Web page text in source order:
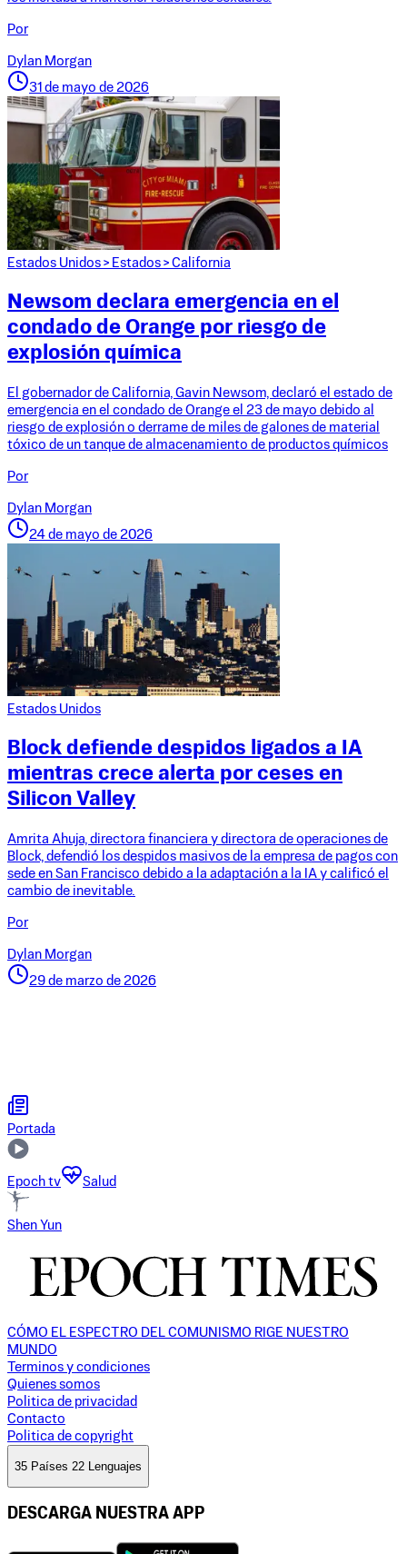
Por
Dylan Morgan
31 de mayo de 2026
Estados Unidos > Estados > California
Newsom declara emergencia en el
condado de Orange por riesgo de
explosión química
El gobernador de California, Gavin Newsom, declaró el estado de
emergencia en el condado de Orange el 23 de mayo debido al
riesgo de explosión o derrame de miles de galones de material
tóxico de un tanque de almacenamiento de productos químicos
Por
Dylan Morgan
24 de mayo de 2026
Estados Unidos
Block defiende despidos ligados a IA
mientras crece alerta por ceses en
Silicon Valley
Amrita Ahuja, directora financiera y directora de operaciones de
Block, defendió los despidos masivos de la empresa de pagos con
sede en San Francisco debido a la adaptación a la IA y calificó el
cambio de inevitable.
Por
Dylan Morgan
29 de marzo de 2026
Portada
Epoch tv Salud
Shen Yun
CÓMO EL ESPECTRO DEL COMUNISMO RIGE NUESTRO
MUNDO
Terminos y condiciones
Quienes somos
Politica de privacidad
Contacto
Politica de copyright
35 Países 22 Lenguajes
DESCARGA NUESTRA APP